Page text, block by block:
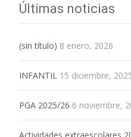
Últimas noticias
(sin título) 8 enero, 2026
INFANTIL 15 diciembre,
PGA 2025/26 6 noviembre,
Actividades extraescolares